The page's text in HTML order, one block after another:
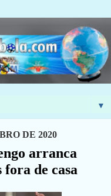
▼
DE 2020
arranca
de casa